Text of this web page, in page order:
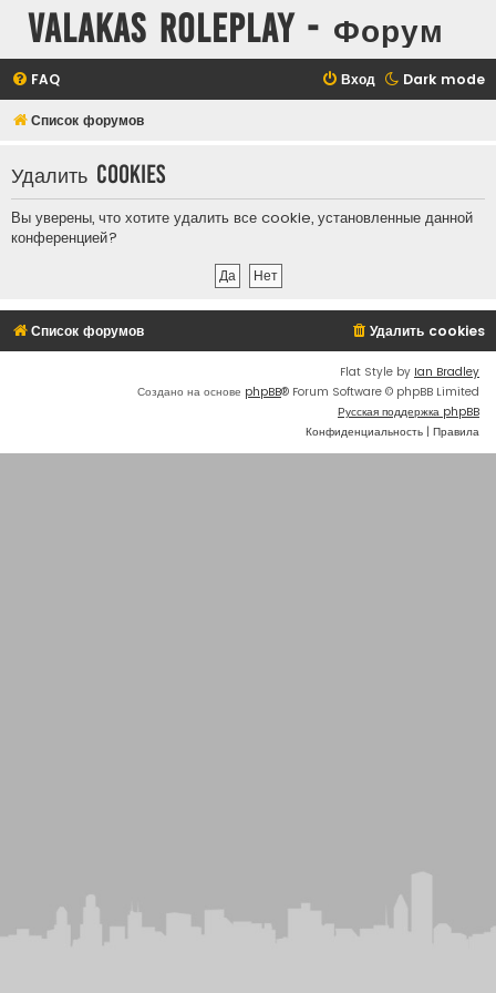
Valakas Roleplay - Форум
Dark mode
FAQ Вход
Список форумов
Удалить cookies
Вы уверены, что хотите удалить все cookie, установленные данной
конференцией?
Список форумов Удалить cookies
Flat Style by Ian Bradley
Создано на основе phpBB® Forum Software © phpBB Limited
Русская поддержка phpBB
Конфиденциальность | Правила